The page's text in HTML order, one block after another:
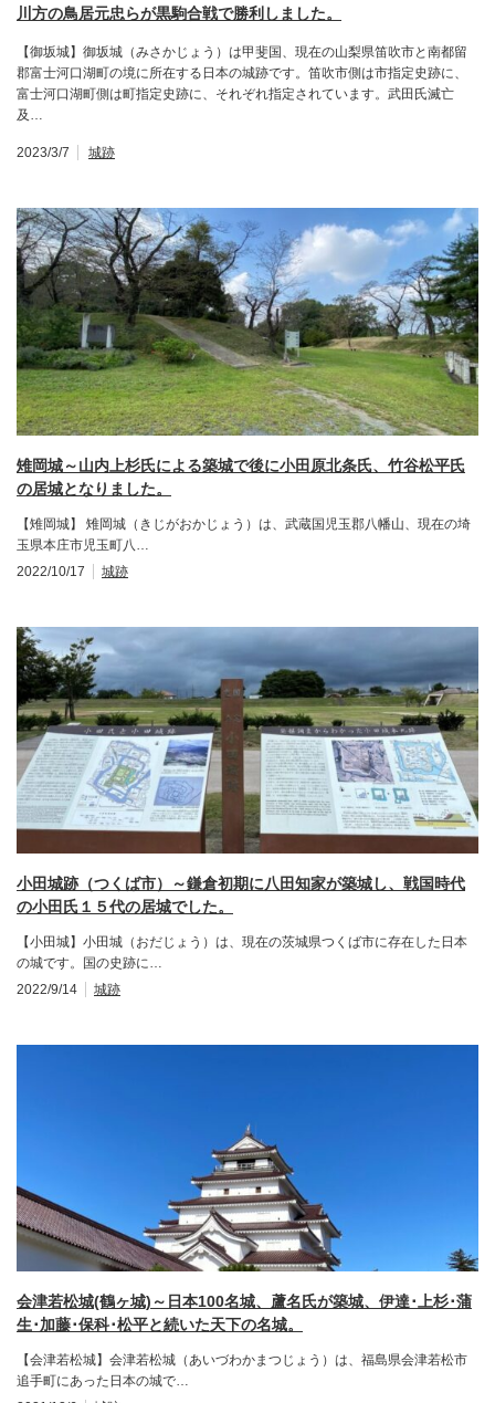
川方の鳥居元忠らが黒駒合戦で勝利しました。
【御坂城】御坂城（みさかじょう）は甲斐国、現在の山梨県笛吹市と南都留
郡富士河口湖町の境に所在する日本の城跡です。笛吹市側は市指定史跡に、
富士河口湖町側は町指定史跡に、それぞれ指定されています。武田氏滅亡
及…
2023/3/7 城跡
雉岡城～山内上杉氏による築城で後に小田原北条氏、竹谷松平氏
の居城となりました。
【雉岡城】 雉岡城（きじがおかじょう）は、武蔵国児玉郡八幡山、現在の埼
玉県本庄市児玉町八…
2022/10/17
城跡
小田城跡（つくば市）～鎌倉初期に八田知家が築城し、戦国時代
の小田氏１５代の居城でした。
【小田城】小田城（おだじょう）は、現在の茨城県つくば市に存在した日本
の城です。国の史跡に…
2022/9/14
城跡
会津若松城(鶴ヶ城)～日本100名城、蘆名氏が築城、伊達･上杉･蒲
生･加藤･保科･松平と続いた天下の名城。
【会津若松城】会津若松城（あいづわかまつじょう）は、福島県会津若松市
追手町にあった日本の城で…